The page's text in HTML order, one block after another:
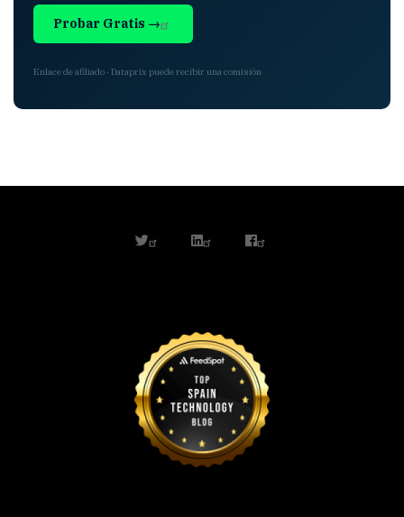
Probar Gratis →
Enlace de afiliado · Dataprix puede recibir una comisión
twitterlinkedinfacebook